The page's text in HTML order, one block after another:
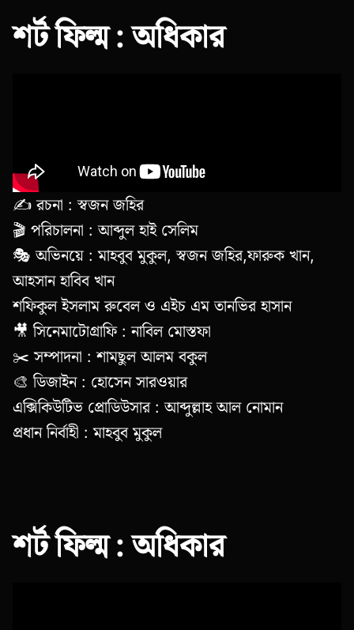
শর্ট ফিল্ম : অধিকার
✍️ রচনা : স্বজন জহির
🎬 পরিচালনা : আব্দুল হাই সেলিম
🎭 অভিনয়ে : মাহবুব মুকুল, স্বজন জহির,ফারুক খান,
আহসান হাবিব খান
শফিকুল ইসলাম রুবেল ও এইচ এম তানভির হাসান
🎥 সিনেমাটোগ্রাফি : নাবিল মোস্তফা
✂️ সম্পাদনা : শামছুল আলম বকুল
🎨 ডিজাইন : হোসেন সারওয়ার
এক্সিকিউটিভ প্রোডিউসার : আব্দুল্লাহ আল নোমান
প্রধান নির্বাহী : মাহবুব মুকুল
শর্ট ফিল্ম : অধিকার